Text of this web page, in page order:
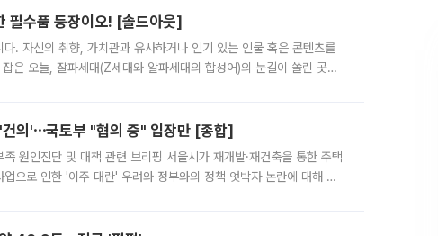
필수품 등장이오! [솔드아웃]
. 자신의 취향, 가치관과 유사하거나 인기 있는 인물 혹은 콘텐츠를
은 오늘, 잘파세대(Z세대와 알파세대의 합성어)의 눈길이 쏠린 곳은
건의'⋯국토부 "협의 중" 입장만 [종합]
원인진단 및 대책 관련 브리핑 서울시가 재개발·재건축을 통한 주택
으로 인한 '이주 대란' 우려와 정부와의 정책 엇박자 논란에 대해 정